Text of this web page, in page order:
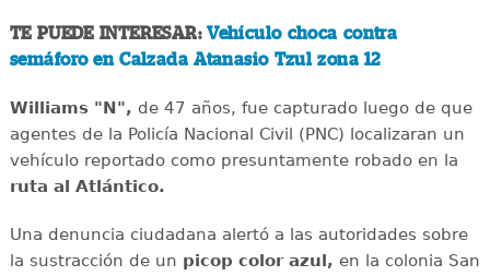
TE PUEDE INTERESAR:Vehículo choca contra
semáforo en Calzada Atanasio Tzul zona 12
Williams "N", de 47 años, fue capturado luego de que
agentes de la Policía Nacional Civil (PNC) localizaran un
vehículo reportado como presuntamente robado en la
ruta al Atlántico.
Una denuncia ciudadana alertó a las autoridades sobre
la sustracción de un picop color azul, en la colonia San